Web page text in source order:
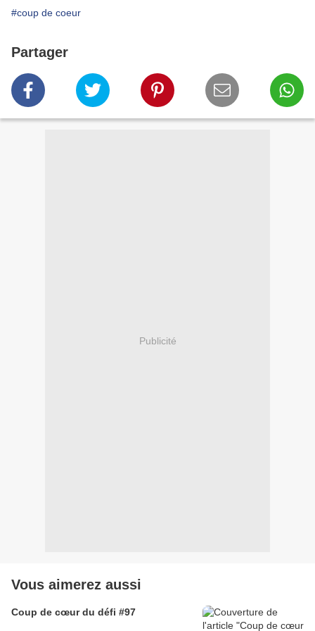
#coup de coeur
Partager
Publicité
Vous aimerez aussi
Coup de cœur du défi #97